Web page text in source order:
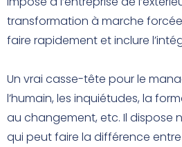
transformation à marche
faire rapidement et inclure
Un vrai casse-tête pour le
l’humain, les inquiétudes, la
au changement, etc. Il dispose
qui peut faire la différence entre